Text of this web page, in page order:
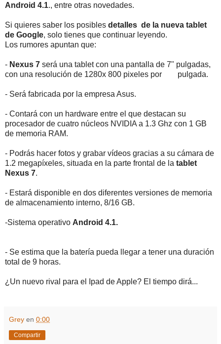
Android 4.1., entre otras novedades.
Si quieres saber los posibles detalles de la nueva tablet
de Google, solo tienes que continuar leyendo.
Los rumores apuntan que:
- Nexus 7 será una tablet con una pantalla de 7" pulgadas,
con una resolución de 1280x 800 pixeles por pulgada.
- Será fabricada por la empresa Asus.
- Contará con un hardware entre el que destacan su
procesador de cuatro núcleos NVIDIA a 1.3 Ghz con 1 GB
de memoria RAM.
- Podrás hacer fotos y grabar vídeos gracias a su cámara de
1.2 megapíxeles, situada en la parte frontal de la tablet
Nexus 7.
- Estará disponible en dos diferentes versiones de memoria
de almacenamiento interno, 8/16 GB.
-Sistema operativo Android 4.1.
- Se estima que la batería pueda llegar a tener una duración
total de 9 horas.
¿Un nuevo rival para el Ipad de Apple? El tiempo dirá...
Grey en 0:00
Compartir